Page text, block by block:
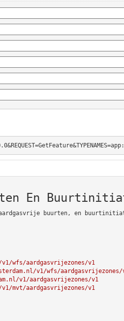
En
buurten, en
wfs/aardgasvrijezones/v1
v1/wfs/aardgasvrijezones/
v1/aardgasvrijezones/v1
mvt/aardgasvrijezones/v1